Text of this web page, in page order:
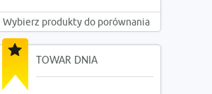
Wybierz produkty do porównania
TOWAR DNIA